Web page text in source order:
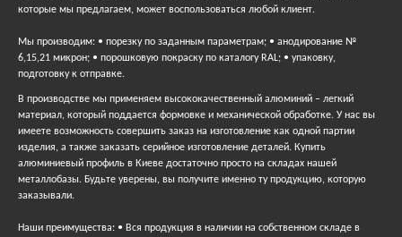
которые мы предлагаем, может воспользоваться любой клиент.
Мы производим: • порезку по заданным параметрам; • анодирование №
6,15,21 микрон; • порошковую покраску по каталогу RAL; • упаковку,
подготовку к отправке.
В производстве мы применяем высококачественный алюминий – легкий
материал, который поддается формовке и механической обработке. У нас вы
имеете возможность совершить заказ на изготовление как одной партии
изделия, а также заказать серийное изготовление деталей. Купить
алюминиевый профиль в Киеве достаточно просто на складах нашей
металлобазы. Будьте уверены, вы получите именно ту продукцию, которую
заказывали.
Наши преимущества: • Вся продукция в наличии на собственном складе в